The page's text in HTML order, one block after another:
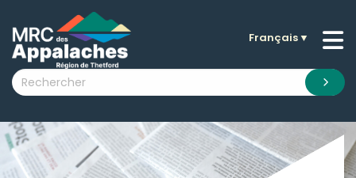
submenu (La MRC )
submenu (Citoyens )
submenu (Visiteurs )
submenu (Nouvelles )
Français▼